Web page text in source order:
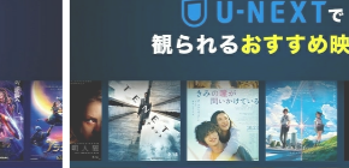
役：Moff Jerjerrod